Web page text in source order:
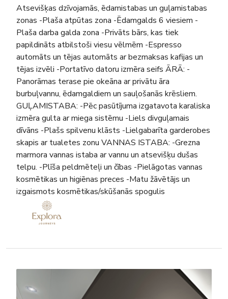
Atsevišķas dzīvojamās, ēdamistabas un guļamistabas
zonas -Plaša atpūtas zona -Ēdamgalds 6 viesiem -
Plaša darba galda zona -Privāts bārs, kas tiek
papildināts atbilstoši viesu vēlmēm -Espresso
automāts un tējas automāts ar bezmaksas kafijas un
tējas izvēli -Portatīvo datoru izmēra seifs ĀRĀ: -
Panorāmas terase pie okeāna ar privātu āra
burbuļvannu, ēdamgaldiem un sauļošanās krēsliem.
GUĻAMISTABA: -Pēc pasūtījuma izgatavota karaliska
izmēra gulta ar miega sistēmu -Liels divguļamais
dīvāns -Plašs spilvenu klāsts -Lielgabarīta garderobes
skapis ar tualetes zonu VANNAS ISTABA: -Grezna
marmora vannas istaba ar vannu un atsevišķu dušas
telpu. -Plīša peldmēteļi un čības -Pielāgotas vannas
kosmētikas un higiēnas preces -Matu žāvētājs un
izgaismots kosmētikas/skūšanās spogulis